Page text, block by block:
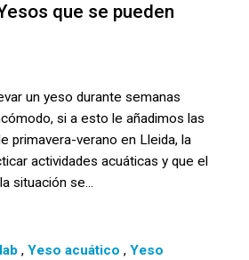
que se pueden
un yeso durante semanas
si a esto le añadimos las
primavera-verano en Lleida, la
actividades acuáticas y que el
situación se...
, Yeso acuático , Yeso